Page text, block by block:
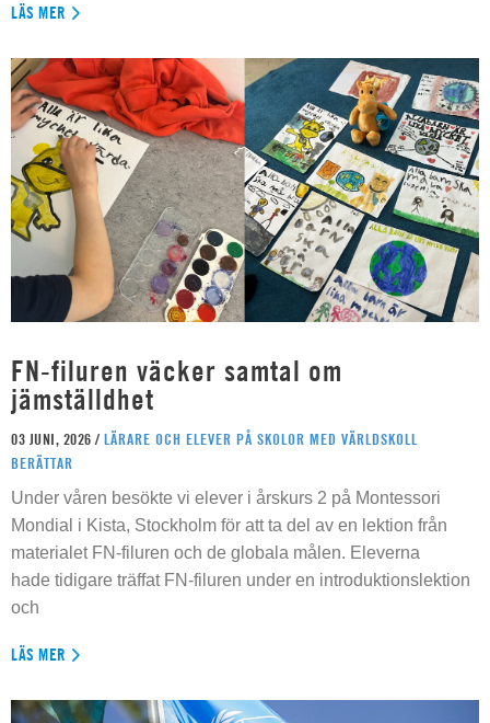
LÄS MER
FN-filuren väcker samtal om
jämställdhet
03 JUNI, 2026 / LÄRARE OCH ELEVER PÅ SKOLOR MED VÄRLDSKOLL
BERÄTTAR
Under våren besökte vi elever i årskurs 2 på Montessori
Mondial i Kista, Stockholm för att ta del av en lektion från
materialet FN-filuren och de globala målen. Eleverna
hade tidigare träffat FN-filuren under en introduktionslektion
och
LÄS MER